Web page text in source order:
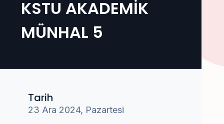
KSTU AKADEMİK
MÜNHAL 5
Tarih
23 Ara 2024, Pazartesi